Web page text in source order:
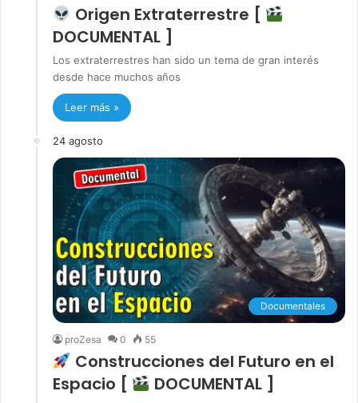
Origen Extraterrestre [
DOCUMENTAL ]
Los extraterrestres han sido un tema de gran interés
desde hace muchos años
Leer más »
24 agosto
Documentales
proZesa 0 55
Construcciones del Futuro en el
Espacio [
DOCUMENTAL ]